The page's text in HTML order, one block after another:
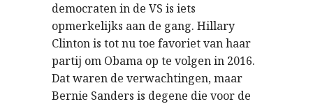
democraten in de VS is iets
opmerkelijks aan de gang. Hillary
Clinton is tot nu toe favoriet van haar
partij om Obama op te volgen in 2016.
Dat waren de verwachtingen, maar
Bernie Sanders is degene die voor de